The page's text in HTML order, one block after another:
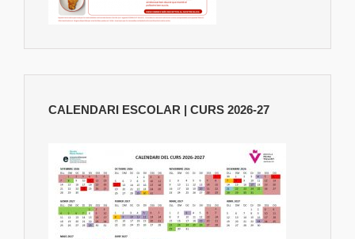
CALENDARI ESCOLAR | CURS 2026-27